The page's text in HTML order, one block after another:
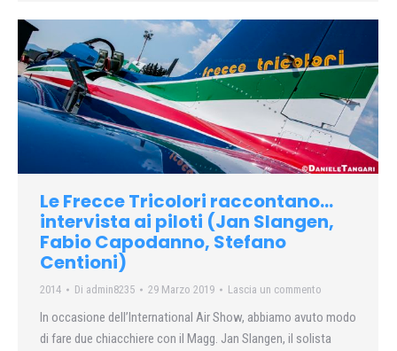
Le Frecce Tricolori raccontano…
intervista ai piloti (Jan Slangen,
Fabio Capodanno, Stefano
Centioni)
2014 Di admin8235 29 Marzo 2019 Lascia un commento
In occasione dell’International Air Show, abbiamo avuto modo
di fare due chiacchiere con il Magg. Jan Slangen, il solista